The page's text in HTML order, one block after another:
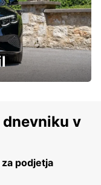
v
podjetja